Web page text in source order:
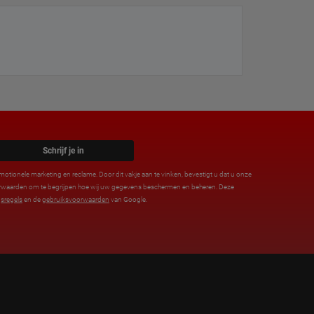
Schrijf je in
marketing en reclame. Door dit vakje aan te vinken, bevestigt u dat u onze
om te begrijpen hoe wij uw gegevens beschermen en beheren. Deze
en degebruiksvoorwaarden van Google.